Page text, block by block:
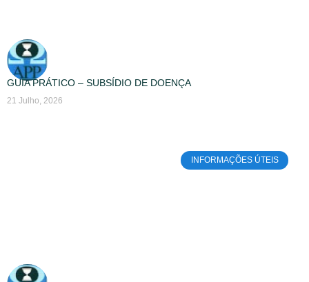
GUIA PRÁTICO – SUBSÍDIO DE DOENÇA
21 Julho, 2026
INFORMAÇÕES ÚTEIS